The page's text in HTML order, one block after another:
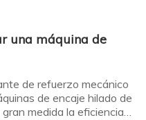
una máquina de
de refuerzo mecánico
de encaje hilado de
medida la eficiencia